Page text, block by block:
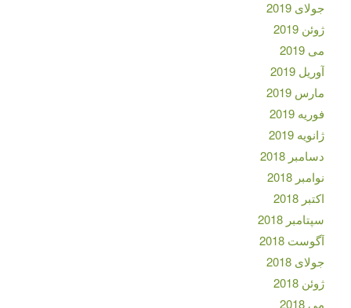
جولای 2019
ژوئن 2019
می 2019
آوریل 2019
مارس 2019
فوریه 2019
ژانویه 2019
دسامبر 2018
نوامبر 2018
اکتبر 2018
سپتامبر 2018
آگوست 2018
جولای 2018
ژوئن 2018
می 2018